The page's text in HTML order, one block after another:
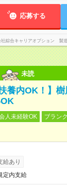
応募する
社綜合キャリアオプション 製造
未読
養内OK！】
人未経験OK
ブラン
給あり
定内支給